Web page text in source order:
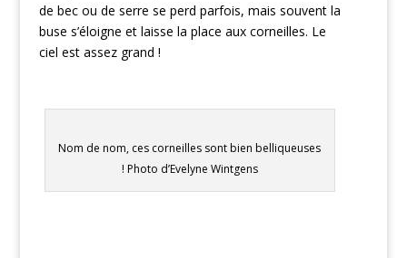
de bec ou de serre se perd parfois, mais souvent la
buse s’éloigne et laisse la place aux corneilles. Le
ciel est assez grand !
Nom de nom, ces corneilles sont bien belliqueuses
! Photo d’Evelyne Wintgens